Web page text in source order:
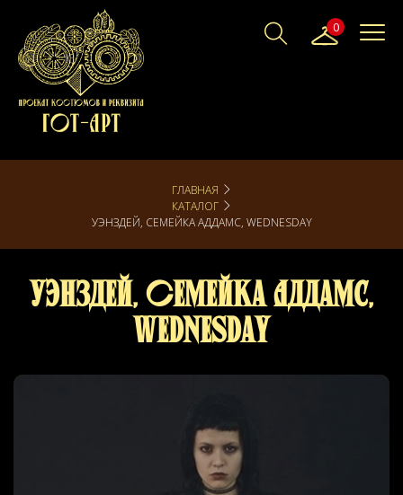
0
ГЛАВНАЯ
КАТАЛОГ
УЭНЗДЕЙ, СЕМЕЙКА АДДАМС, WEDNESDAY
Уэнздей, Семейка Аддамс,
Wednesday